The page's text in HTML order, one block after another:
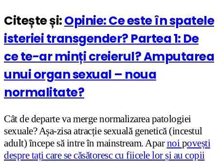
Citește și:Opinie: Ce este în spatele
isteriei transgender? Partea 1: De
ce te-ar minți creierul? Amputarea
unui organ sexual – noua
normalitate?
Cât de departe va merge normalizarea patologiei
sexuale? Așa-zisa atracție sexuală genetică (incestul
adult) începe să intre în mainstream. Aparnoipovești
despre tați care se căsătoresc cu fiicele lor și au copii